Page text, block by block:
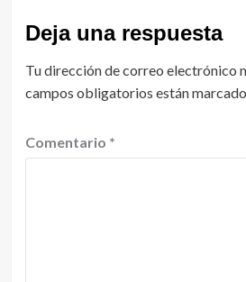
Deja una respuesta
Tu dirección de correo electrónico
campos obligatorios están
Comentario *